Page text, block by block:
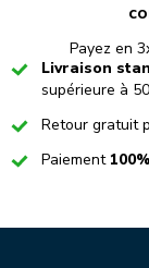
Payez en
CheckedLivraison
supérieure à
CheckedRetour gratuit
CheckedPaiement